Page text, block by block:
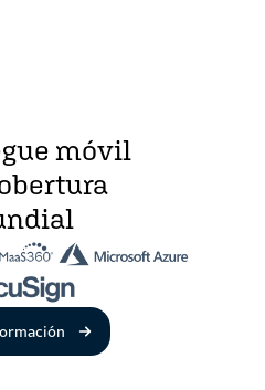
móvil
Acerca de la gestión remota